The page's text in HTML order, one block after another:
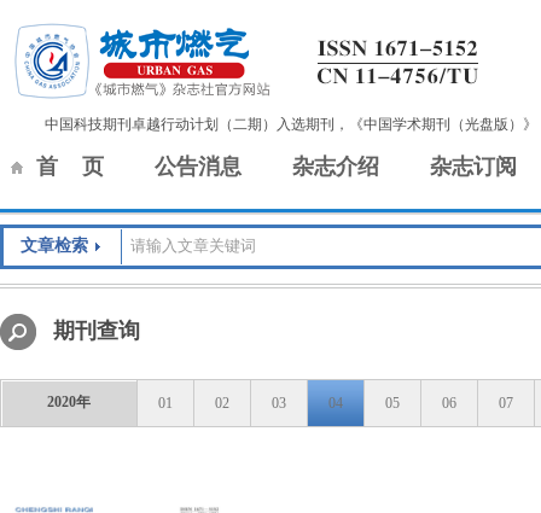
中国科技期刊卓越行动计划（二期）入选期刊，《中国学术期刊（光盘版）
首 页 公告消息 杂志介绍 杂志订阅
文章检索
期刊查询
2020年 01 02 03 04 05 06 07